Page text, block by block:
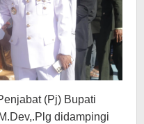
(Pj) Bupati
didampingi